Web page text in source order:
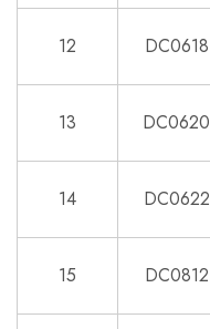
12 DC0618
13 DC0620
14 DC0622
15 DC0812